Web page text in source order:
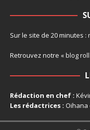
Sur le site de 20 minutes :
Retrouvez notre « blog
Rédaction en chef :
Les rédactrices : Oihana